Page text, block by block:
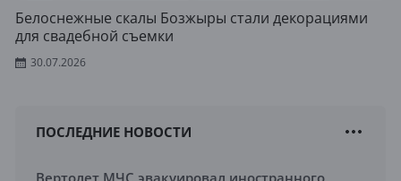
Белоснежные скалы Бозжыры стали декорациями
для свадебной съемки
30.07.2026
ПОСЛЕДНИЕ НОВОСТИ